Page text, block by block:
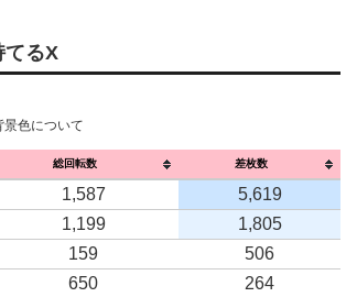
てるX
色について
総回転数 差枚数
1,587
5,619
1,199
1,805
159
506
650
264